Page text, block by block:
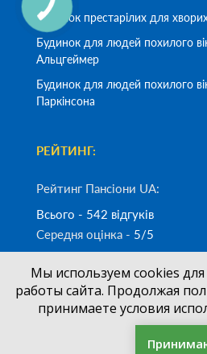
Будинок престарілих для
Будинок для людей похилого
Альцгеймер
Будинок для людей похилого
Паркінсона
РЕЙТИНГ:
Рейтинг Пансіони UA:
Всього - 542 відгуків
Середня оцінка - 5/5
Замовити дзвінок
700-33-83
Мы используем cookies
работы сайта. Продолжая
принимаете условия